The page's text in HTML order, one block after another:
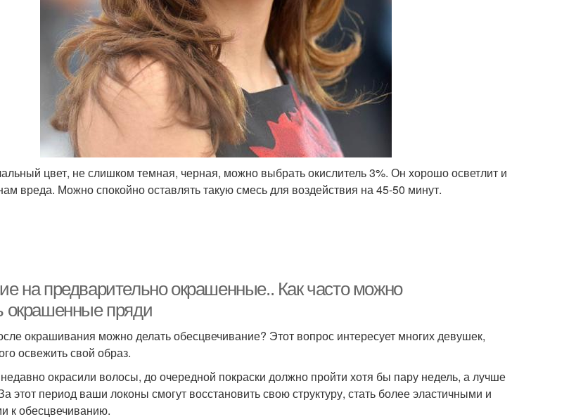
цвет, не слишком темная, черная, можно выбрать окислитель 3%. Он хорошо осветлит и
вреда. Можно спокойно оставлять такую смесь для воздействия на 45-50 минут.
на предварительно окрашенные.. Как часто можно
окрашенные пряди
окрашивания можно делать обесцвечивание? Этот вопрос интересует многих девушек,
освежить свой образ.
окрасили волосы, до очередной покраски должно пройти хотя бы пару недель, а лучше
этот период ваши локоны смогут восстановить свою структуру, стать более эластичными и
к обесцвечиванию.